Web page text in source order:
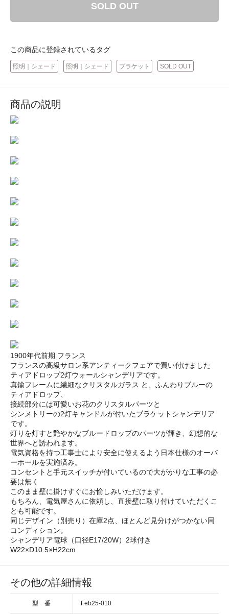
SOLD OUT
この商品に登録されているタグ
照明｜シェード 照明｜シェード ブラケット SOLD OUT
商品の説明
1900年代前期 フランス
フランスの高級サロン系アンティークフェアで買い付けました
ティアドロップ2灯ウォールシャンデリアです。
真鍮フレームに繊細なクリスタルガラス と、ふんわりブルーの
ティアドロップ、
接続部分には可愛いお花のクリスタルパーツと
シンメトリーの2灯キャンドルが付いたブラケットシャンデリア
です。
灯りを灯すと艶やかなブルードロップのパーツが輝き、幻想的な
世界へと誘われます。
電気資格を持つ工事士により安全に使えるよう日本仕様のオーバ
ーホールを実施済み。
コンセントと手元スイッチが付いているので大がかりな工事の必
要は無く
このまま壁に掛けすぐにお愉しみいただけます。
もちろん、電気屋さんに依頼し、直接壁に取り付けていただくこ
とも可能です。
同じデザイン（別売り）在庫2点、ほとんど見分けがつかない同
コンディション。
シャンデリア電球（口径E17/20W）2球付き
W22×D10.5×H22cm
その他の詳細情報
型 番 Feb25-010